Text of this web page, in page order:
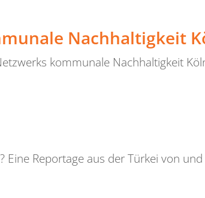
Nachhaltigkeit
kommunale Nachhaltigkeit
Reportage aus der Türkei von